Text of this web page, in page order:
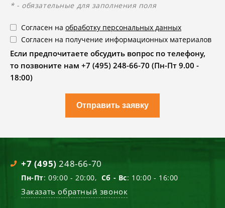
* - обязательные для заполнения поля
Согласен на обработку персональных данных
Согласен на получение информационных материалов
Если предпочитаете обсудить вопрос по телефону,
то позвоните нам +7 (495) 248-66-70 (Пн-Пт 9.00 -
18:00)
Отправить заявку
+7 (495) 248-66-70
Пн-Пт: 09:00 - 20:00, Сб - Вс: 10:00 - 16:00
Заказать обратный звонок